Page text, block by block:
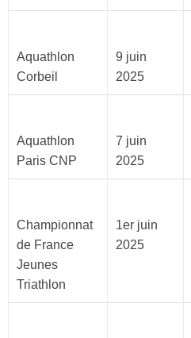
Aquathlon
Corbeil
9 juin
2025
Aquathlon
Paris CNP
7 juin
2025
Championnat
de France
Jeunes
Triathlon
1er juin
2025